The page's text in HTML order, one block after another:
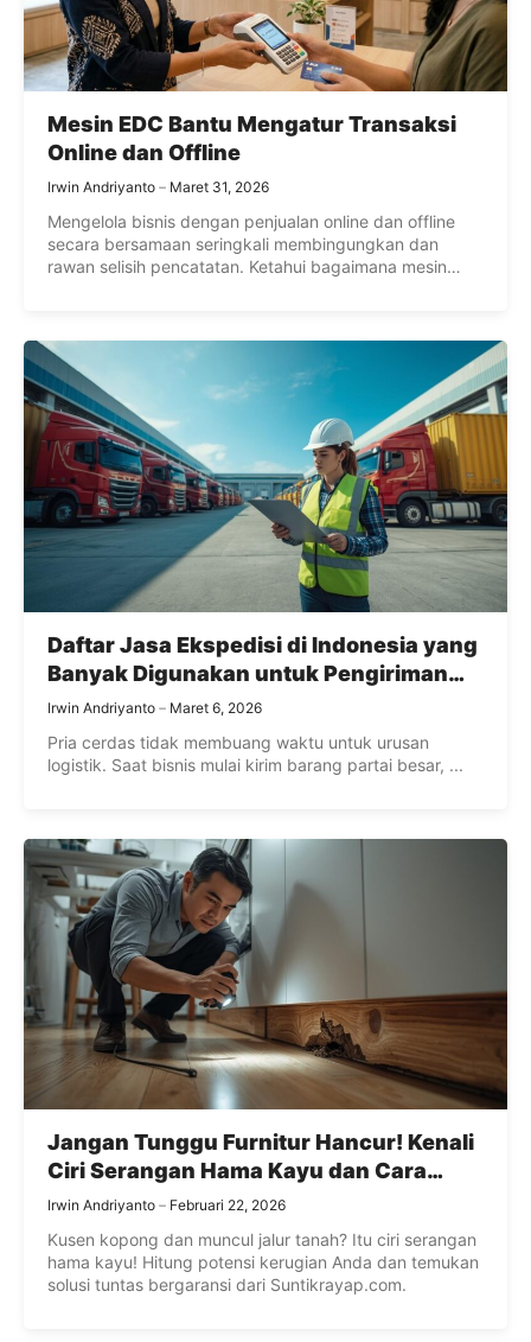
Mesin EDC Bantu Mengatur Transaksi
Online dan Offline
Irwin Andriyanto Maret 31, 2026
Mengelola bisnis dengan penjualan online dan offline
secara bersamaan seringkali membingungkan dan
rawan selisih pencatatan. Ketahui bagaimana mesin
berbagai saluran.
Daftar Jasa Ekspedisi di Indonesia yang
Banyak Digunakan untuk Pengiriman
Barang Antar Kota
Irwin Andriyanto Maret 6, 2026
Pria cerdas tidak membuang waktu untuk urusan
logistik. Saat bisnis mulai kirim barang partai besar, ...
Jangan Tunggu Furnitur Hancur! Kenali
Ciri Serangan Hama Kayu dan Cara
Cerdas Membasminya
Irwin Andriyanto Februari 22, 2026
Kusen kopong dan muncul jalur tanah? Itu ciri serangan
hama kayu! Hitung potensi kerugian Anda dan temukan
solusi tuntas bergaransi dari Suntikrayap.com.